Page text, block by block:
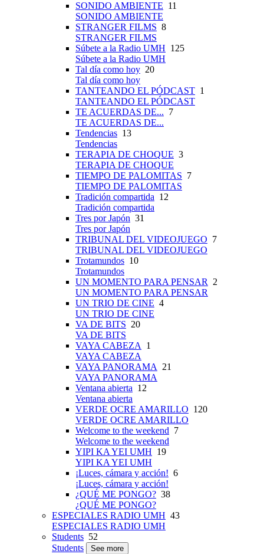
SONIDO AMBIENTE 11
SONIDO AMBIENTE
STRANGER FILMS 8
STRANGER FILMS
Súbete a la Radio UMH 125
Súbete a la Radio UMH
Tal día como hoy 20
Tal día como hoy
TANTEANDO EL PÓDCAST 1
TANTEANDO EL PÓDCAST
TE ACUERDAS DE... 7
TE ACUERDAS DE...
Tendencias 13
Tendencias
TERAPIA DE CHOQUE 3
TERAPIA DE CHOQUE
TIEMPO DE PALOMITAS 7
TIEMPO DE PALOMITAS
Tradición compartida 12
Tradición compartida
Tres por Japón 31
Tres por Japón
TRIBUNAL DEL VIDEOJUEGO 7
TRIBUNAL DEL VIDEOJUEGO
Trotamundos 10
Trotamundos
UN MOMENTO PARA PENSAR
2
UN MOMENTO PARA PENSAR
UN TRIO DE CINE 4
UN TRIO DE CINE
VA DE BITS 20
VA DE BITS
VAYA CABEZA
1
VAYA CABEZA
VAYA PANORAMA
21
VAYA PANORAMA
Ventana abierta 12
Ventana abierta
VERDE OCRE AMARILLO 120
VERDE OCRE AMARILLO
Welcome to the weekend 7
Welcome to the weekend
YIPI KA YEI UMH 19
YIPI KA YEI UMH
¡Luces, cámara y acción! 6
¡Luces, cámara y acción!
¿QUÉ ME PONGO? 38
¿QUÉ ME PONGO?
ESPECIALES RADIO UMH 43
ESPECIALES RADIO UMH
Students 52
Students
See more